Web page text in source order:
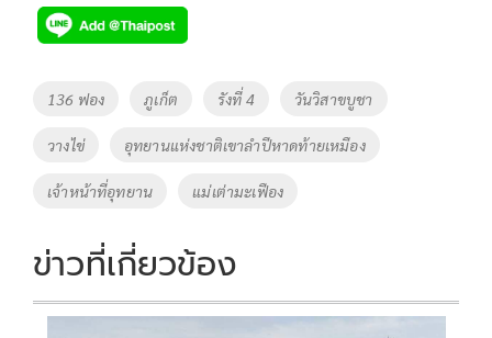
e
b
o
o
k
tt
er
p
y
Li
k
Tags
136 ฟอง ภูเก็ต รังที่ 4 วันวิสาขบูชา
วางไข่ อุทยานแห่งชาติเขาลำปีหาดท้ายเหมือง
เจ้าหน้าที่อุทยาน แม่เต่ามะเฟือง
ข่าวที่เกี่ยวข้อง